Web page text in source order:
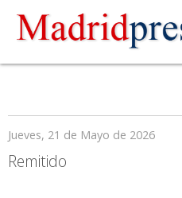
Jueves, 21 de Mayo de 2026
Remitido